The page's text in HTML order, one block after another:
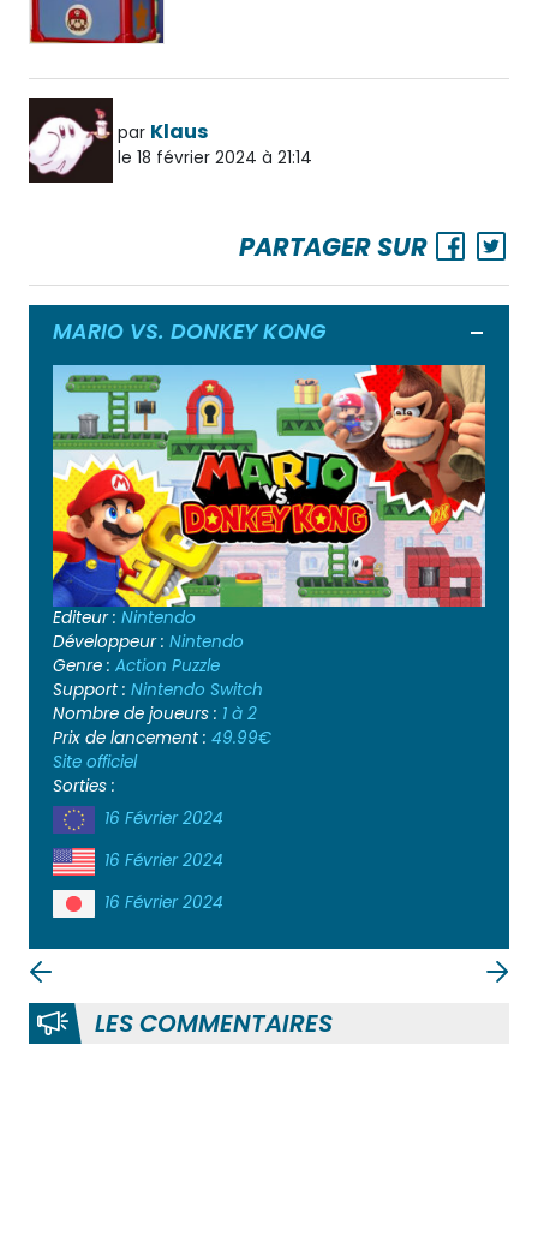
par Klaus
le 18 février 2024 à 21:14
PARTAGER SUR
MARIO VS. DONKEY KONG
Editeur : Nintendo
Développeur : Nintendo
Genre : Action Puzzle
Support : Nintendo Switch
Nombre de joueurs : 1 à 2
Prix de lancement : 49.99€
Site officiel
Sorties :
16 Février 2024
16 Février 2024
16 Février 2024
LES COMMENTAIRES